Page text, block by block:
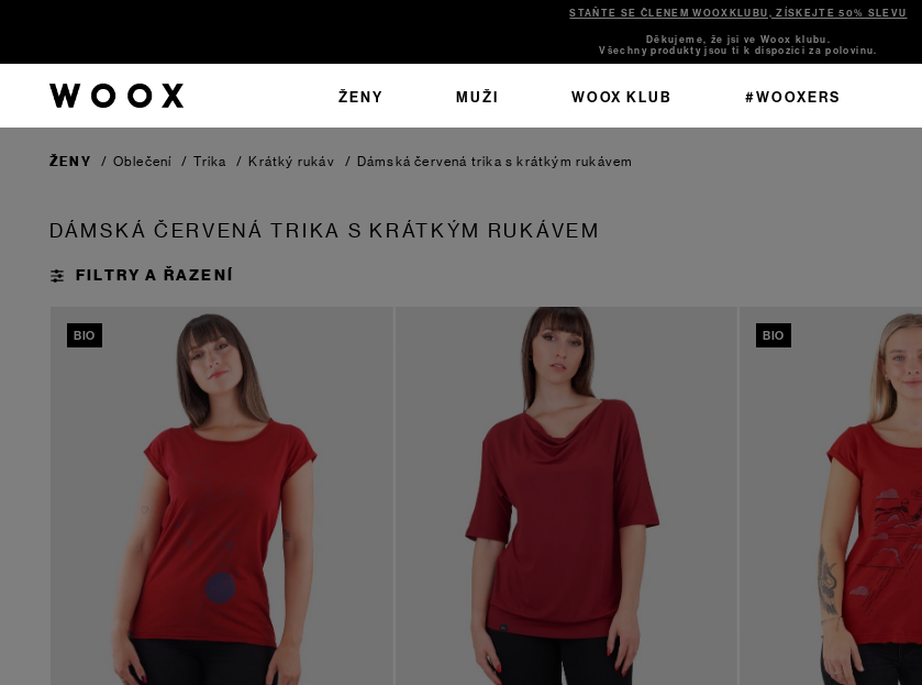
STAŇTE SE ČLENEM WOOXKLUBU, ZÍSKEJTE 50% SLEVU
Děkujeme, že jsi ve Woox klubu.
Všechny produkty jsou ti k dispozici za polovinu.
ŽENY MUŽI WOOX KLUB #WOOXERS
ŽENY / Oblečení / Trika / Krátký rukáv / Dámská červená trika s krátkým rukávem
DÁMSKÁ ČERVENÁ TRIKA S KRÁTKÝM RUKÁVEM
BIO BIO